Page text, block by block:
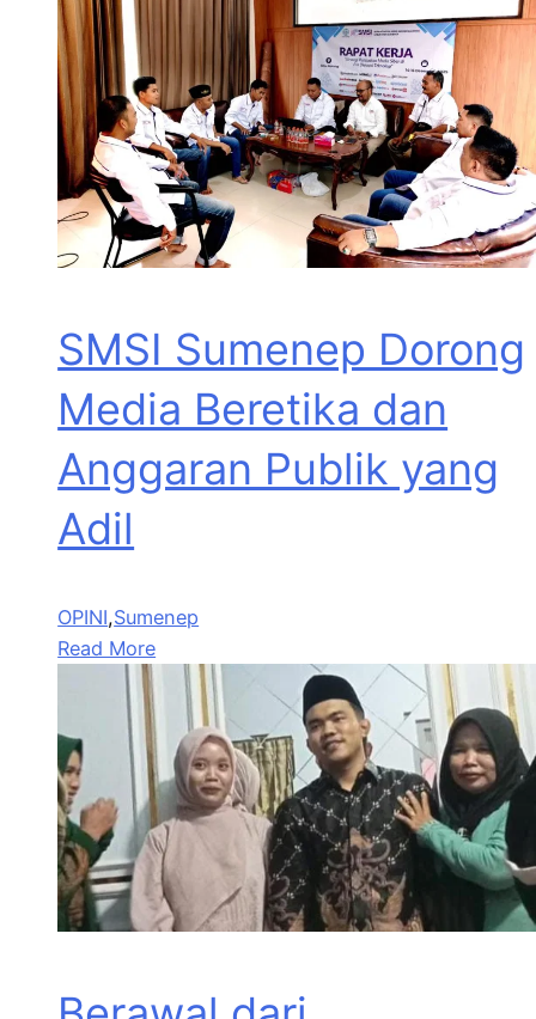
SMSI Sumenep Dorong
Media Beretika dan
Anggaran Publik yang
Adil
OPINI,Sumenep
Read More